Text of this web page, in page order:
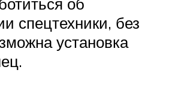
спецтехники, без
установка